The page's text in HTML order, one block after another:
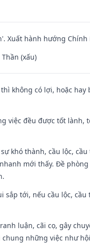
Xuất hành hướng Chính
(xấu)
thì không có lợi, hoặc
việc đều được tốt lành,
khó thành, cầu lộc,
mới thấy. Đề
sắp tới, nếu cầu lộc,
luận, cãi cọ, gây
những việc như